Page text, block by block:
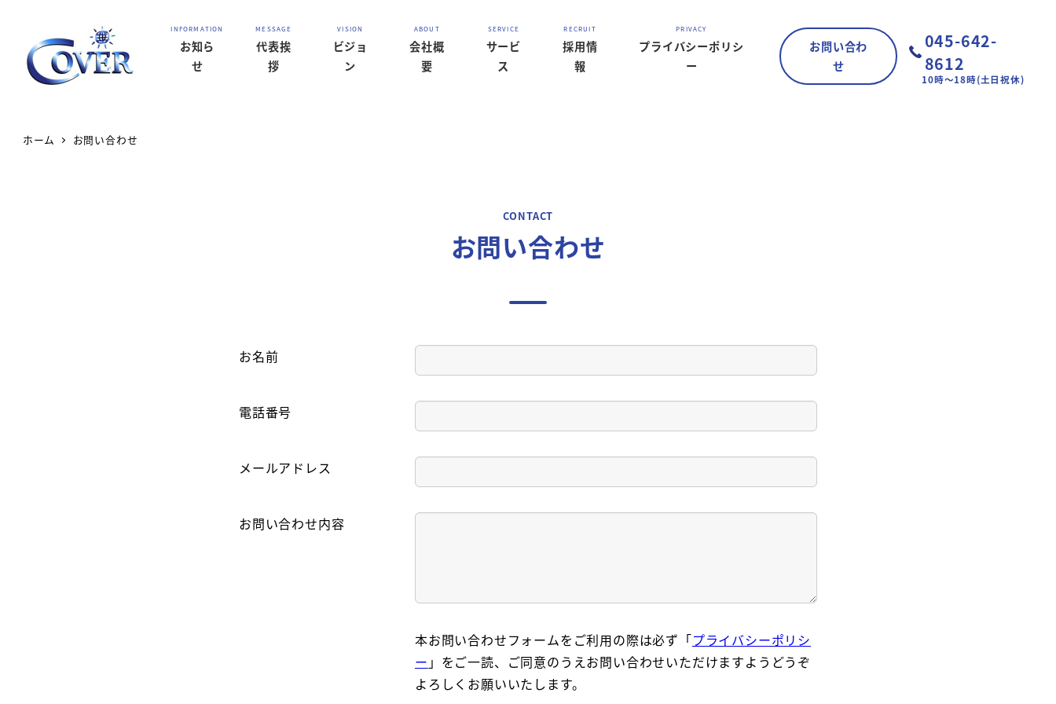
お知ら
せ
代表挨
拶
ビジョ
ン
会社概
要
サービ
ス
採用情
報
プライバシーポリシ
ー
お問い合わ
せ
045-642-
8612
10時～18時(土日祝休)
ホーム お問い合わせ
お問い合わせ
お名前
電話番号
メールアドレス
お問い合わせ内容
本お問い合わせフォームをご利用の際は必ず「プライバシーポリシ
ー 」をご一読、ご同意のうえお問い合わせいただけますようどうぞ
よろしくお願いいたします。